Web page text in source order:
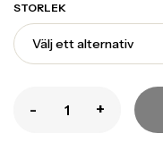
STORLEK
- +